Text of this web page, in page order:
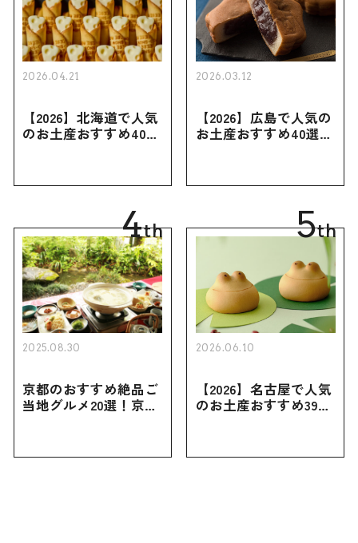
2026.04.21
【2026】北海道で人気
のお土産おすすめ40選
買えない限定品、女性
2026.03.12
【2026】広島で人気の
お土産おすすめ40選｜
き用、女性向けまで幅
4th
2025.08.30
京都のおすすめ絶品ご
当地グルメ20選！京都
5th
2026.06.10
【2026】名古屋で人気
のお土産おすすめ39選
お土産・ばらまき用ま